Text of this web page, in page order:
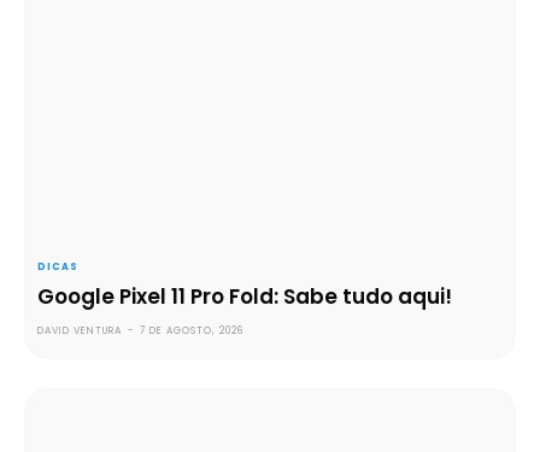
DICAS
Google Pixel 11 Pro Fold: Sabe tudo aqui!
DAVID VENTURA - 7 DE AGOSTO, 2026